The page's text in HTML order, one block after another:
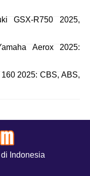
GSX-R750 2025,
Aerox 2025:
2025: CBS, ABS,
Indonesia